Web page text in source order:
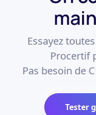
Essayez
Procertif
Pas besoin de
Tester